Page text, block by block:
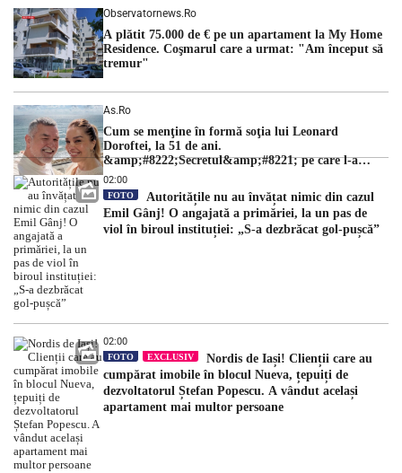
Observatornews.ro
A plătit 75.000 de € pe un apartament la My Home
Residence. Coşmarul care a urmat: "Am început să
tremur"
As.ro
Cum se menţine în formă soţia lui Leonard
Doroftei, la 51 de ani.
&amp;#8222;Secretul&amp;#8221; pe care l-a
dezvăluit
02:00
FOTO
Autoritățile nu au învățat nimic din cazul
Emil Gânj! O angajată a primăriei, la un pas de
viol în biroul instituției: „S-a dezbrăcat gol-pușcă”
02:00
FOTO EXCLUSIV
Nordis de Iași! Clienții care au
cumpărat imobile în blocul Nueva, țepuiți de
dezvoltatorul Ștefan Popescu. A vândut același
apartament mai multor persoane